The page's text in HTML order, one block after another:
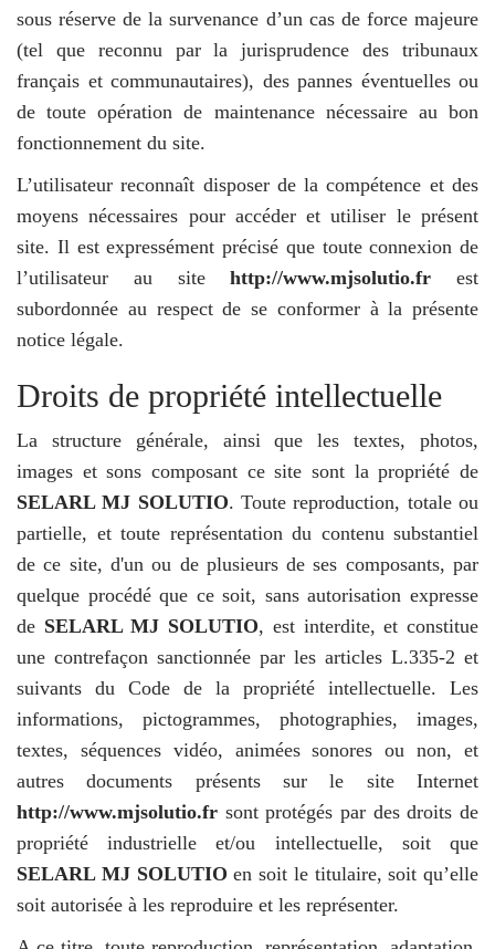
sous réserve de la survenance d’un cas de force majeure
(tel que reconnu par la jurisprudence des tribunaux
français et communautaires), des pannes éventuelles ou
de toute opération de maintenance nécessaire au bon
fonctionnement du site.
L’utilisateur reconnaît disposer de la compétence et des
moyens nécessaires pour accéder et utiliser le présent
site. Il est expressément précisé que toute connexion de
l’utilisateur au sitehttp://www.mjsolutio.fr est
subordonnée au respect de se conformer à la présente
notice légale.
Droits de propriété intellectuelle
La structure générale, ainsi que les textes, photos,
images et sons composant ce site sont la propriété de
SELARL MJ SOLUTIO. Toute reproduction, totale ou
partielle, et toute représentation du contenu substantiel
de ce site, d'un ou de plusieurs de ses composants, par
quelque procédé que ce soit, sans autorisation expresse
de SELARL MJ SOLUTIO, est interdite, et constitue
une contrefaçon sanctionnée par les articles L.335-2 et
suivants du Code de la propriété intellectuelle. Les
informations, pictogrammes, photographies, images,
textes, séquences vidéo, animées sonores ou non, et
autres documents présents sur le site Internet
http://www.mjsolutio.fr sont protégés par des droits de
propriété industrielle et/ou intellectuelle, soit que
SELARL MJ SOLUTIO en soit le titulaire, soit qu’elle
soit autorisée à les reproduire et les représenter.